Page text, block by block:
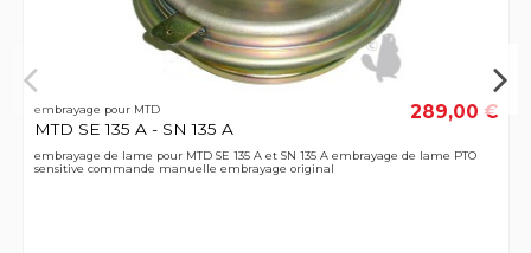
embrayage pour MTD
MTD SE 135 A - SN 135 A
289,00 €
embrayage de lame pour MTD SE 135 A et SN 135 A embrayage de lame PTO
sensitive commande manuelle embrayage original